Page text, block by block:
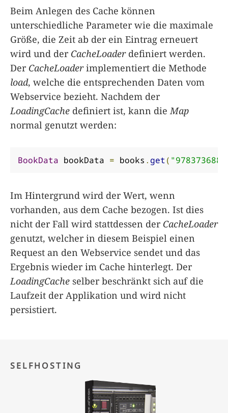
Beim Anlegen des Cache können
unterschiedliche Parameter wie die maximale
Größe, die Zeit ab der ein Eintrag erneuert
wird und der CacheLoaderdefiniert werden.
Der CacheLoaderimplementiert die Methode
load, welche die entsprechenden Daten vom
Webservice bezieht. Nachdem der
LoadingCache definiert ist, kann die Map
normal genutzt werden:
BookData bookData = books . get(
Im Hintergrund wird der Wert, wenn
vorhanden, aus dem Cache bezogen. Ist dies
nicht der Fall wird stattdessen der CacheLoader
genutzt, welcher in diesem Beispiel einen
Request an den Webservice sendet und das
Ergebnis wieder im Cache hinterlegt. Der
LoadingCache selber beschränkt sich auf die
Laufzeit der Applikation und wird nicht
persistiert.
SELFHOSTING